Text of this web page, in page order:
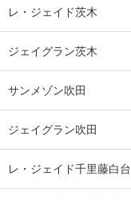
周辺環境について
スーパーは階下に
場所に既に3店舗あ
います。
繁華街のようにチ
は無いですが、個
トフード店、ファ
は無いと思います。
レ・ジェイド茨木
ジェイグラン茨木
サンメゾン吹田
ジェイグラン吹田
レ・ジェイド千里藤白